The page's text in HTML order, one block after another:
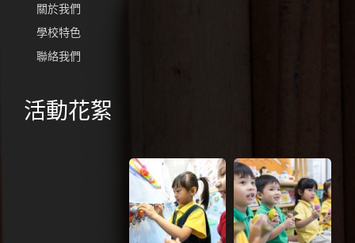
關於我們
學校特色
聯絡我們
活動花絮